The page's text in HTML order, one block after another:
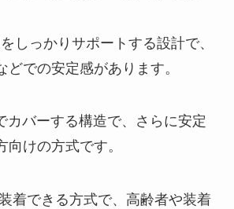
しっかりサポートする設計で、
どでの安定感があります。
カバーする構造で、さらに安定
けの方式です。
着できる方式で、高齢者や装着